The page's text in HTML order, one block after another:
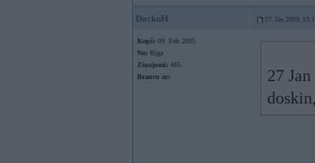
DockuH 27. Jan 2009,
Kopš: 09. Feb 2005
No: Rīga
Ziņojumi: 485
Braucu ar:
27